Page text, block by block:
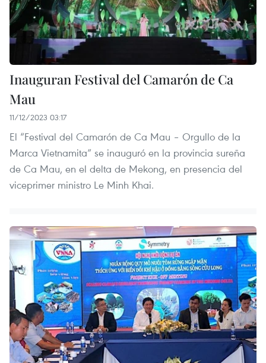
Inauguran Festival del Camarón de Ca
Mau
11/12/2023 03:17
El “Festival del Camarón de Ca Mau – Orgullo de la
Marca Vietnamita” se inauguró en la provincia sureña
de Ca Mau, en el delta de Mekong, en presencia del
viceprimer ministro Le Minh Khai.